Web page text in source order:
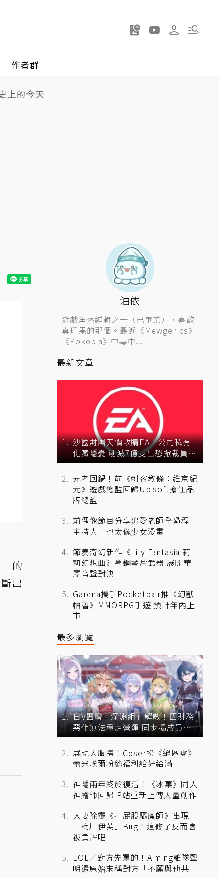
作者群
上的今天
的
出
油依
遊戲角落編輯之一（已畢業），喜歡
真理果的那個。最近《Mewgenics》
《Pokopia》中毒中...
最新文章
沙國財團天價收購EA！公司私有
化藏隱憂 削減7億支出恐掀裁員風
暴？
元老回鍋！前《刺客教條：維京紀
元》遊戲總監回歸Ubisoft擔任品
牌總監
前偶像節目分享追愛老師全過程
主持人「也太像少女漫畫」
節奏奇幻新作《Lily Fantasia 莉
莉幻想曲》拿鋼琴當武器 展開華
麗音聲對決
Garena攜手Pocketpair推《幻獸
帕魯》MMORPG手遊 預計年內上
市
最多瀏覽
日V團體「深淵組」解散！因財務
惡化無法穩定營運 同步揭成員未
來去向
展現大胸襟！Coser扮《絕區零》
蕾米埃爾粉絲福利給好給滿
神隱兩年終於復活！《冰菓》同人
神繪師回歸 P站重新上傳大量創作
人妻除靈《打屁股驅魔師》出現
「梅川伊芙」Bug！這修了反而會
被負評吧
LOL／對方先罵的！Aiming離隊聲
明還原始末稱對方「不願與他共